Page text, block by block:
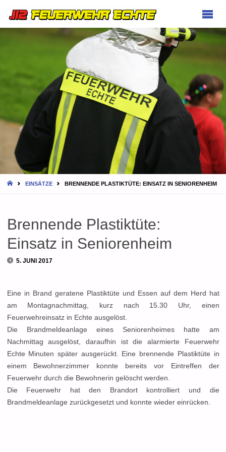
HOMEEINSÄTZE BRENNENDE PLASTIKTÜTE: EINSATZ IN SENIORENHEIM
Brennende Plastiktüte:
Einsatz in Seniorenheim
5. JUNI 2017
Eine in Brand geratene Plastiktüte und Essen auf dem Herd hat
am Montagnachmittag, kurz nach 15.30 Uhr, einen
Feuerwehreinsatz in Echte ausgelöst.
Die Brandmeldeanlage eines Seniorenheimes hatte am
Nachmittag ausgelöst, daraufhin ist die alarmierte Feuerwehr
Echte Minuten später ausgerückt. Eine brennende Plastiktüte in
einem Bewohnerzimmer konnte bereits vor Eintreffen der
Feuerwehr durch die Bewohnerin gelöscht werden.
Die Feuerwehr hat den Brandort kontrolliert und die
Brandmeldeanlage zurückgesetzt und konnte wieder einrücken.